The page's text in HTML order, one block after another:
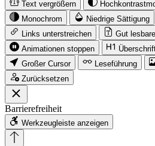
Text vergrößern
Monochrom
Niedrige Sättigung
Links unterstreichen
Gut
Animationen stoppen
Großer Cursor
Leseführung
Zurücksetzen
Barrierefreiheit
Werkzeugleiste anzeigen